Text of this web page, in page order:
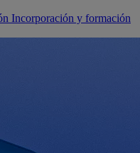
Incorporación y formación